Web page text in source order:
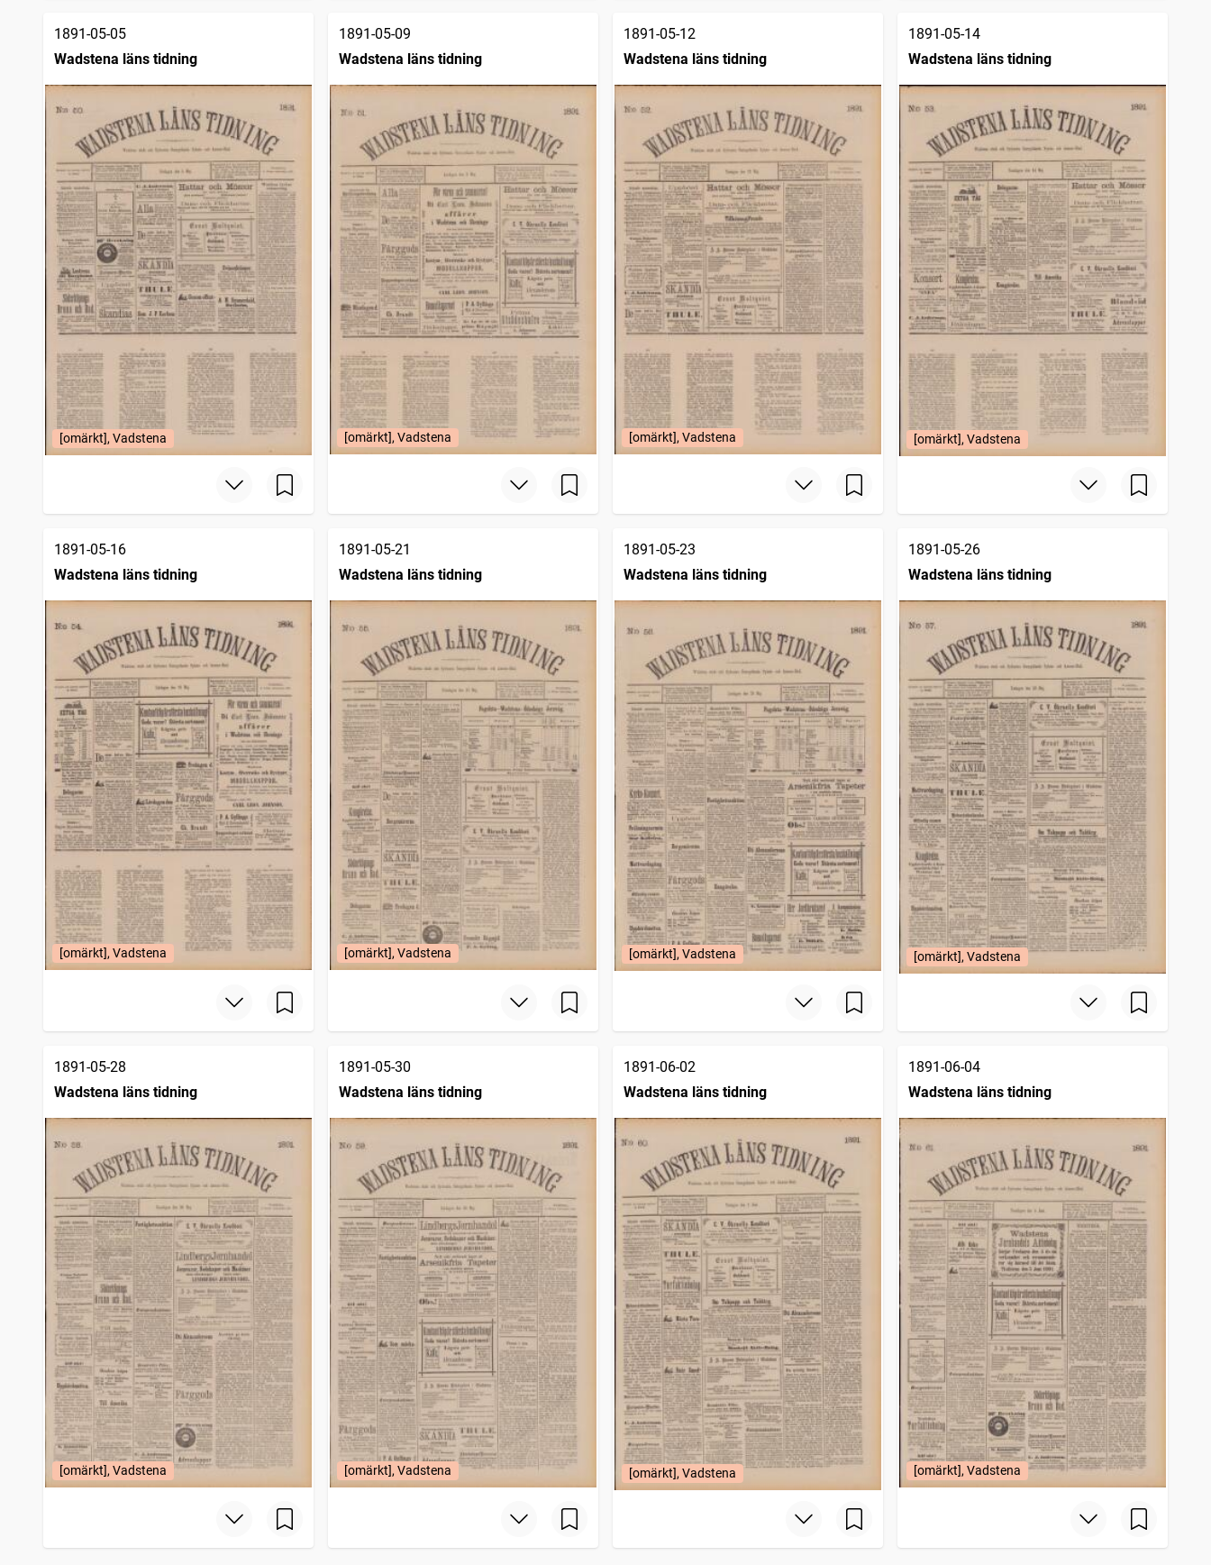
1891-05-05
Wadstena läns tidning
[omärkt], Vadstena
1891-05-09
Wadstena läns tidning
[omärkt], Vadstena
1891-05-12
Wadstena läns tidning
[omärkt], Vadstena
1891-05-14
Wadstena läns tidning
[omärkt], Vadstena
1891-05-16
Wadstena läns tidning
[omärkt], Vadstena
1891-05-21
Wadstena läns tidning
[omärkt], Vadstena
1891-05-23
Wadstena läns tidning
[omärkt], Vadstena
1891-05-26
Wadstena läns tidning
[omärkt], Vadstena
1891-05-28
Wadstena läns tidning
[omärkt], Vadstena
1891-05-30
Wadstena läns tidning
[omärkt], Vadstena
1891-06-02
Wadstena läns tidning
[omärkt], Vadstena
1891-06-04
Wadstena läns tidning
[omärkt], Vadstena